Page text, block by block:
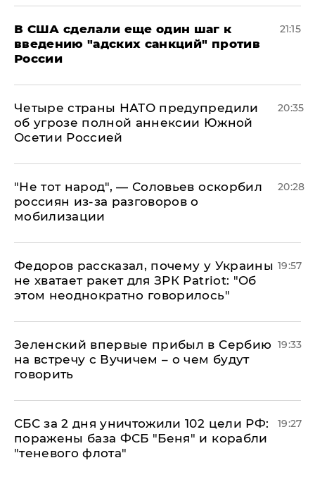
В США сделали еще один шаг к
введению "адских санкций" против
России
21:15
Четыре страны НАТО предупредили
об угрозе полной аннексии Южной
Осетии Россией
20:35
​"Не тот народ", — Соловьев оскорбил
россиян из-за разговоров о
мобилизации
20:28
Федоров рассказал, почему у Украины
не хватает ракет для ЗРК Patriot: "Об
этом неоднократно говорилось"
19:57
Зеленский впервые прибыл в Сербию
на встречу с Вучичем – о чем будут
говорить
19:33
СБС за 2 дня уничтожили 102 цели РФ:
поражены база ФСБ "Беня" и корабли
"теневого флота"
19:27